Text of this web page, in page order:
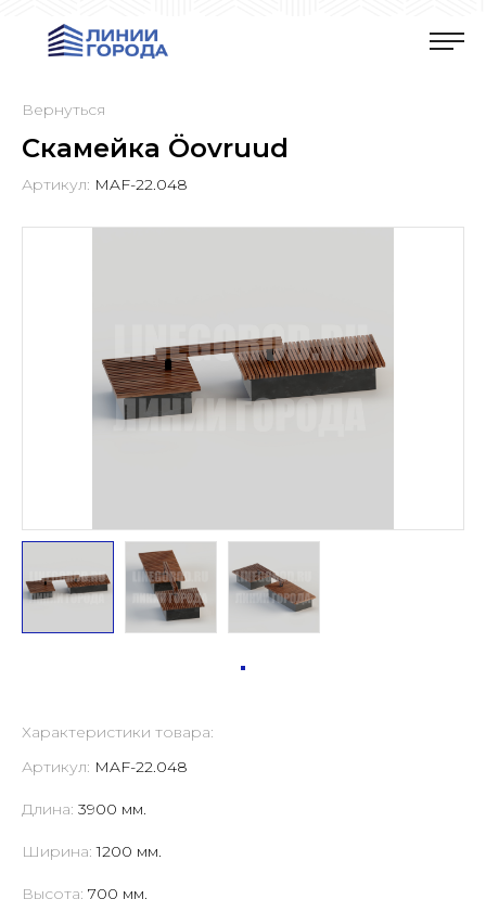
Вернуться
Скамейка Öovruud
Артикул: MAF-22.048
Характеристики товара:
Артикул: MAF-22.048
Длина: 3900 мм.
Ширина:1200 мм.
Высота: 700 мм.